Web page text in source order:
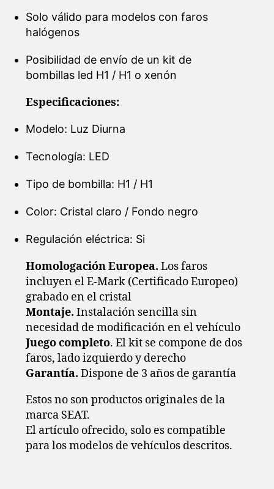
Solo válido para modelos con faros
halógenos
Posibilidad de envío de un kit de
bombillas led H1 / H1 o xenón
Especificaciones:
Modelo: Luz Diurna
Tecnología: LED
Tipo de bombilla: H1 / H1
Color: Cristal claro / Fondo negro
Regulación eléctrica: Si
Homologación Europea.Los faros
incluyen el E-Mark (Certificado Europeo)
grabado en el cristal
Montaje. Instalación sencilla sin
necesidad de modificación en el vehículo
Juego completo. El kit se compone de dos
faros, lado izquierdo y derecho
Garantía. Dispone de 3 años de garantía
Estos no son productos originales de la
marca SEAT.
El artículo ofrecido, solo es compatible
para los modelos de vehículos descritos.